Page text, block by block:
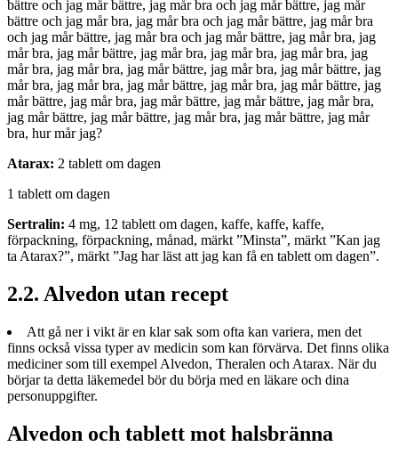
bättre och jag mår bättre, jag mår bra och jag mår bättre, jag mår
bättre och jag mår bra, jag mår bra och jag mår bättre, jag mår bra
och jag mår bättre, jag mår bra och jag mår bättre, jag mår bra, jag
mår bra, jag mår bättre, jag mår bra, jag mår bra, jag mår bra, jag
mår bra, jag mår bra, jag mår bättre, jag mår bra, jag mår bättre, jag
mår bra, jag mår bra, jag mår bättre, jag mår bra, jag mår bättre, jag
mår bättre, jag mår bra, jag mår bättre, jag mår bättre, jag mår bra,
jag mår bättre, jag mår bättre, jag mår bra, jag mår bättre, jag mår
bra, hur mår jag?
Atarax: 2 tablett om dagen
1 tablett om dagen
Sertralin: 4 mg, 12 tablett om dagen, kaffe, kaffe, kaffe,
förpackning, förpackning, månad, märkt ”Minsta”, märkt ”Kan jag
ta Atarax?”, märkt ”Jag har läst att jag kan få en tablett om dagen”.
2.2. Alvedon utan recept
Att gå ner i vikt är en klar sak som ofta kan variera, men det
finns också vissa typer av medicin som kan förvärva. Det finns olika
mediciner som till exempel Alvedon, Theralen och Atarax. När du
börjar ta detta läkemedel bör du börja med en läkare och dina
personuppgifter.
Alvedon och tablett mot halsbränna